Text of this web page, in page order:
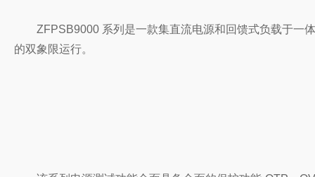
ZFPSB9000 系列是一款集直流电源和回馈式负载于一
的双象限运行。